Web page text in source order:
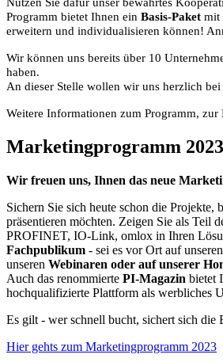
Programm bietet Ihnen ein Basis-Paket mit
erweitern und individualisieren können!
Wir können uns bereits über 10
haben.
An dieser Stelle wollen wir uns herzlich
Weitere Informationen zum Programm,
Marketingprogramm
Wir freuen uns, Ihnen das neue
Sichern Sie sich heute schon die
präsentieren möchten. Zeigen Sie als Teil
PROFINET, IO-Link, omlox in Ihren
Fachpublikum - sei es vor Ort auf unseren
unseren Webinaren oder auf unserer
Auch das renommierte PI-Magazin bietet
hochqualifizierte Plattform als werbliches
Es gilt - wer schnell bucht, sichert sich die
Hier gehts zum Marketingprogramm 2023